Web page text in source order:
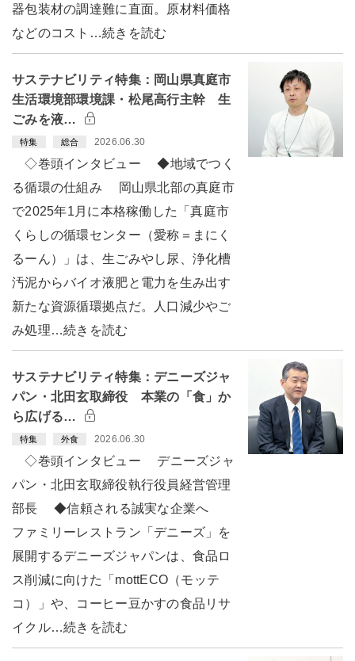
器包装材の調達難に直面。原材料価格
などのコスト…続きを読む
サステナビリティ特集：岡山県真庭市
生活環境部環境課・松尾高行主幹 生
ごみを液…
特集 総合 2026.06.30
◇巻頭インタビュー ◆地域でつく
る循環の仕組み 岡山県北部の真庭市
で2025年1月に本格稼働した「真庭市
くらしの循環センター（愛称＝まにく
るーん）」は、生ごみやし尿、浄化槽
汚泥からバイオ液肥と電力を生み出す
新たな資源循環拠点だ。人口減少やご
み処理…続きを読む
サステナビリティ特集：デニーズジャ
パン・北田玄取締役 本業の「食」か
ら広げる…
特集 外食 2026.06.30
◇巻頭インタビュー デニーズジャ
パン・北田玄取締役執行役員経営管理
部長 ◆信頼される誠実な企業へ
ファミリーレストラン「デニーズ」を
展開するデニーズジャパンは、食品ロ
ス削減に向けた「mottECO（モッテ
コ）」や、コーヒー豆かすの食品リサ
イクル…続きを読む